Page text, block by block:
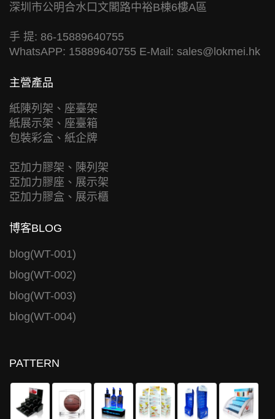
深圳市公明合水口文閣路中裕B棟6樓A區
手 提: 86-15889640755
WhatsAPP: 15889640755 E-Mail: sales@lokmei.hk
主營產品
紙陳列架、座臺架
紙展示架、座臺箱
包裝彩盒、紙企牌
亞加力膠架、陳列架
亞加力膠座、展示架
亞加力膠盒、展示櫃
博客BLOG
blog(WT-001)
blog(WT-002)
blog(WT-003)
blog(WT-004)
PATTERN